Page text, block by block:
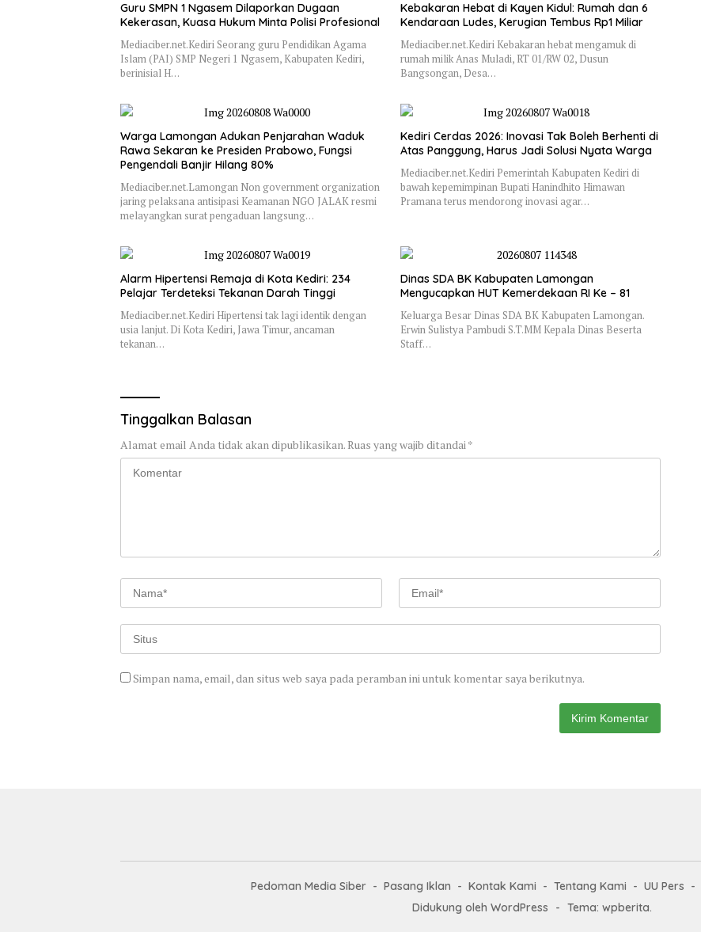
Guru SMPN 1 Ngasem Dilaporkan Dugaan
Kekerasan, Kuasa Hukum Minta Polisi Profesional
Mediaciber.net.Kediri Seorang guru Pendidikan Agama
Islam (PAI) SMP Negeri 1 Ngasem, Kabupaten Kediri,
berinisial H…
Kebakaran Hebat di Kayen Kidul: Rumah dan 6
Kendaraan Ludes, Kerugian Tembus Rp1 Miliar
Mediaciber.net.Kediri Kebakaran hebat mengamuk di
rumah milik Anas Muladi, RT 01/RW 02, Dusun
Bangsongan, Desa…
Warga Lamongan Adukan Penjarahan Waduk
Rawa Sekaran ke Presiden Prabowo, Fungsi
Pengendali Banjir Hilang 80%
Mediaciber.net.Lamongan Non government organization
jaring pelaksana antisipasi Keamanan NGO JALAK resmi
melayangkan surat pengaduan langsung…
Kediri Cerdas 2026: Inovasi Tak Boleh Berhenti di
Atas Panggung, Harus Jadi Solusi Nyata Warga
Mediaciber.net.Kediri Pemerintah Kabupaten Kediri di
bawah kepemimpinan Bupati Hanindhito Himawan
Pramana terus mendorong inovasi agar…
Alarm Hipertensi Remaja di Kota Kediri: 234
Pelajar Terdeteksi Tekanan Darah Tinggi
Mediaciber.net.Kediri Hipertensi tak lagi identik dengan
usia lanjut. Di Kota Kediri, Jawa Timur, ancaman
tekanan…
Dinas SDA BK Kabupaten Lamongan
Mengucapkan HUT Kemerdekaan RI Ke – 81
Keluarga Besar Dinas SDA BK Kabupaten Lamongan.
Erwin Sulistya Pambudi S.T.MM Kepala Dinas Beserta
Staff…
Tinggalkan Balasan
Alamat email Anda tidak akan dipublikasikan.Ruas yang wajib ditandai*
Simpan nama, email, dan situs web saya pada peramban ini untuk komentar saya berikutnya.
Pedoman Media Siber Pasang Iklan Kontak Kami Tentang Kami UU Pers
Didukung oleh WordPress
- Tema: wpberita.